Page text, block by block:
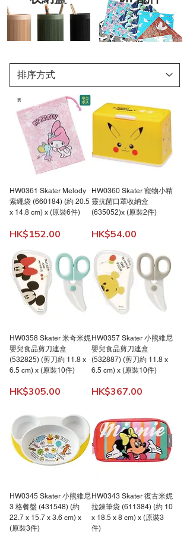
HW0361 Skater Melody
索繩袋 (660184) (約 20.5
x 14.8 cm) x (原裝6件)
價格
HK$152.00
HW0360 Skater 寵物小精
靈抗菌口罩收納盒
(635052)x (原裝2件)
價格
HK$54.00
HW0358 Skater 米奇米妮
嬰兒食品剪刀連盒
(532825) (剪刀約 11.8 x
6.5 cm) x (原裝10件)
價格
HK$305.00
HW0357 Skater 小熊維尼
嬰兒食品剪刀連盒
(532887) (剪刀約 11.8 x
6.5 cm) x (原裝10件)
價格
HK$367.00
HW0345 Skater 小熊維尼
3 格餐盤 (431548) (約
22.7 x 15.7 x 3.6 cm) x
(原裝3件)
HW0343 Skater 復古米妮
拉鍊筆袋 (611384) (約 10
x 18.5 x 8 cm) x (原裝3
件)